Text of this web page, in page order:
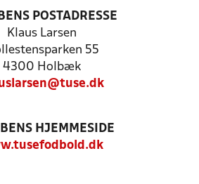
POSTADRESSE
Klaus Larsen
55
4300 Holbæk
HJEMMESIDE